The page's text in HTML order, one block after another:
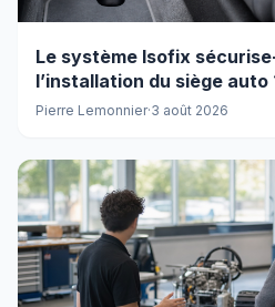
Le système Isofix
l’installation du siège auto
Pierre Lemonnier·3 août 2026